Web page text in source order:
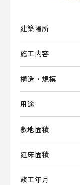
建築場所
施工内容
構造・規模
用途
敷地面積
延床面積
竣工年月